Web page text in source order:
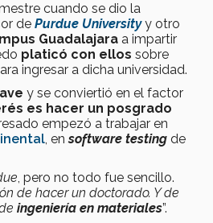
cuando se dio la
de Purdue Universityy otro
Guadalajara a impartir
platicó con ellos sobre
ingresar a dicha universidad.
y se conviertió en el factor
es hacer un posgrado
empezó a trabajar en
, ensoftware testing de
, pero no todo fue sencillo.
de hacer un doctorado. Y de
ingeniería en materiales”.